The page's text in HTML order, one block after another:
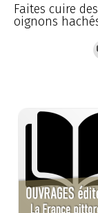
Faites cuire
oignons